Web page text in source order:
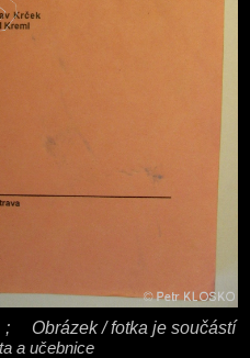
;
Obrázek / fotka je součástí
a učebnice